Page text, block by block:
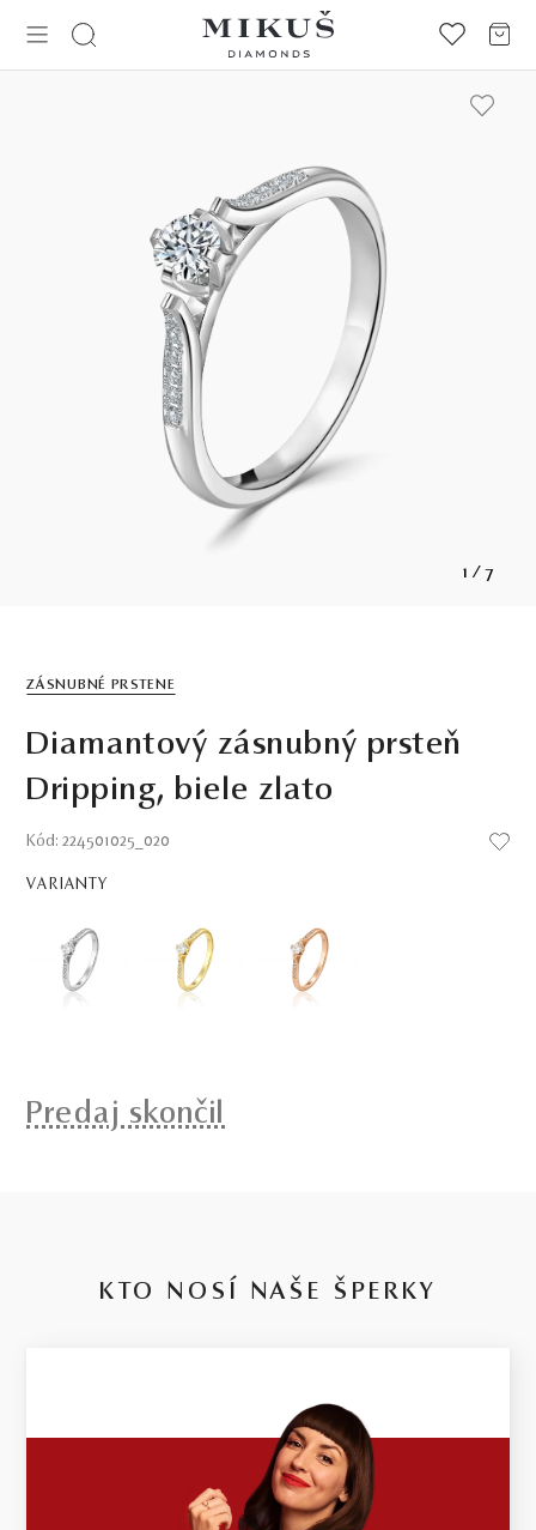
1 / 7
ZÁSNUBNÉ PRSTENE
Diamantový zásnubný prsteň
Dripping, biele zlato
Kód: 224501025_020
VARIANTY
Predaj skončil
KTO NOSÍ NAŠE ŠPERKY